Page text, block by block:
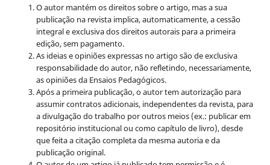
O autor mantém os direitos sobre o artigo, mas a sua
publicação na revista implica, automaticamente, a cessão
integral e exclusiva dos direitos autorais para a primeira
edição, sem pagamento.
As ideias e opiniões expressas no artigo são de exclusiva
responsabilidade do autor, não refletindo, necessariamente,
as opiniões da Ensaios Pedagógicos.
Após a primeira publicação, o autor tem autorização para
assumir contratos adicionais, independentes da revista, para
a divulgação do trabalho por outros meios (ex.: publicar em
repositório institucional ou como capítulo de livro), desde
que feita a citação completa da mesma autoria e da
publicação original.